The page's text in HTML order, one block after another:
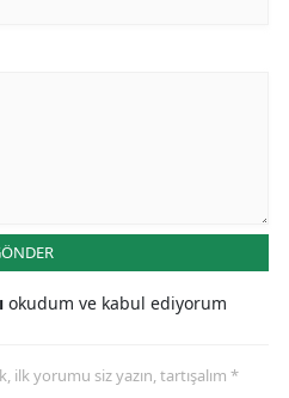
okudum ve kabul ediyorum
yorumu siz yazın, tartışalım *